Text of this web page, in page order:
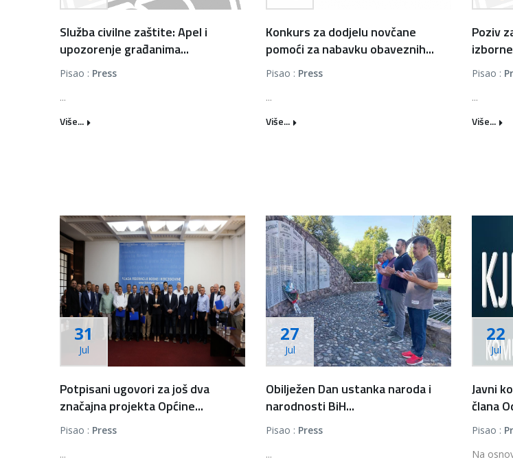
Služba civilne zaštite: Apel i
upozorenje građanima...
Pisao : Press
...
Više...
Konkurs za dodjelu novčane
pomoći za nabavku obaveznih...
Pisao : Press
...
Više...
Poziv
Pisao :
...
Više...
31
Jul
Potpisani ugovori za još dva
značajna projekta Općine...
Pisao : Press
...
27
Jul
Obilježen Dan ustanka naroda i
narodnosti BiH...
Pisao : Press
...
22
Jul
Javni
člana
Pisao :
Na